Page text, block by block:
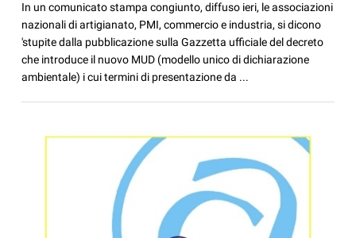
In un comunicato stampa congiunto, diffuso ieri, le associazioni
nazionali di artigianato, PMI, commercio e industria, si dicono
'stupite dalla pubblicazione sulla Gazzetta ufficiale del decreto
che introduce il nuovo MUD (modello unico di dichiarazione
ambientale) i cui termini di presentazione da ...